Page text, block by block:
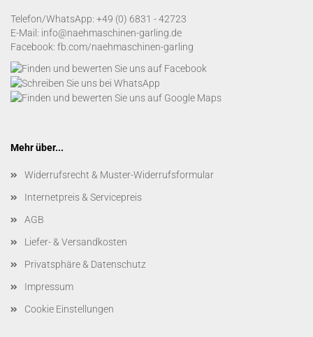
Telefon/WhatsApp: +49 (0) 6831 - 42723
E-Mail: info@naehmaschinen-garling.de
Facebook: fb.com/naehmaschinen-garling
Mehr über...
Widerrufsrecht & Muster-Widerrufsformular
Internetpreis & Servicepreis
AGB
Liefer- & Versandkosten
Privatsphäre & Datenschutz
Impressum
Cookie Einstellungen